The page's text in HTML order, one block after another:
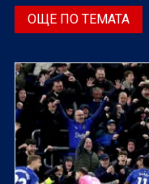
ОЩЕ ПО ТЕМАТА